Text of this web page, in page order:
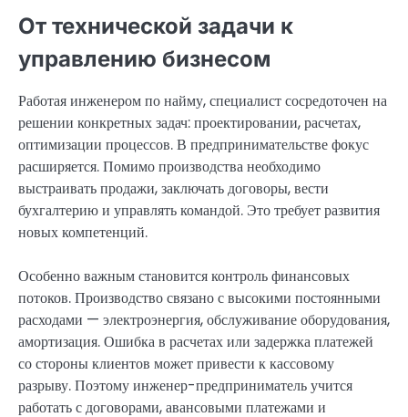
От технической задачи к
управлению бизнесом
Работая инженером по найму, специалист сосредоточен на
решении конкретных задач: проектировании, расчетах,
оптимизации процессов. В предпринимательстве фокус
расширяется. Помимо производства необходимо
выстраивать продажи, заключать договоры, вести
бухгалтерию и управлять командой. Это требует развития
новых компетенций.
Особенно важным становится контроль финансовых
потоков. Производство связано с высокими постоянными
расходами — электроэнергия, обслуживание оборудования,
амортизация. Ошибка в расчетах или задержка платежей
со стороны клиентов может привести к кассовому
разрыву. Поэтому инженер-предприниматель учится
работать с договорами, авансовыми платежами и